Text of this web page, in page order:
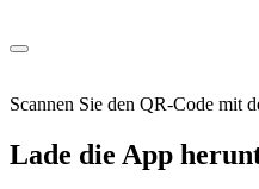
Scannen Sie den QR-Code mit
Lade die App